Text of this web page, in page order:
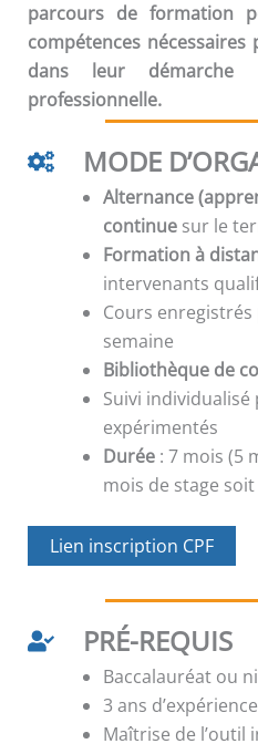
parcours de formation
compétences
dans leur démarche
professionnelle.
MODE
Alternance
continue sur le
Formation à
intervenants
Cours enregistrés
semaine
Bibliothèque de
Suivi
expérimentés
Durée : 7 mois (5
mois de stage soit
Lien inscription CPF
PRÉ-REQUIS
Baccalauréat ou
3 ans
Maîtrise de l’outil